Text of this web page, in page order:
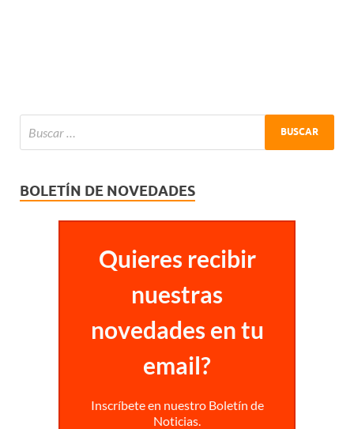
BOLETÍN DE NOVEDADES
Quieres recibir
nuestras
novedades en tu
email?
Inscríbete en nuestro Boletín de
Noticias.